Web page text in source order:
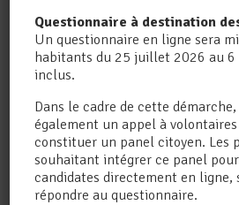
CAMPAGNE DE
Questionnaire à destination
Un questionnaire en ligne sera
habitants du 25 juillet 2026 au 6
inclus.
Dans le cadre de cette
également un appel à volontaires
constituer un panel citoyen. Les
souhaitant intégrer ce panel
candidates directement en ligne,
répondre au questionnaire.